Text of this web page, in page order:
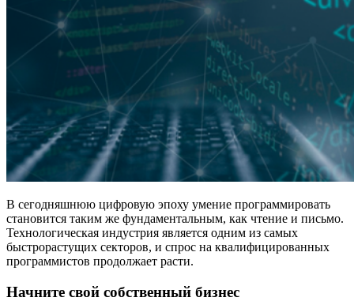
В сегодняшнюю цифровую эпоху умение программировать
становится таким же фундаментальным, как чтение и письмо.
Технологическая индустрия является одним из самых
быстрорастущих секторов, и спрос на квалифицированных
программистов продолжает расти.
Начните свой собственный бизнес